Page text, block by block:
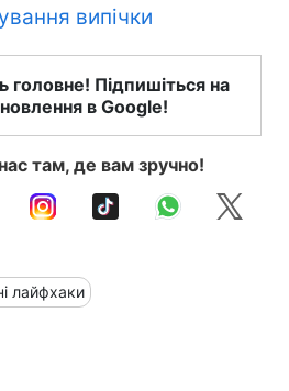
випічки
головне! Підпишіться на
в Google!
там, де вам зручно!
лайфхаки